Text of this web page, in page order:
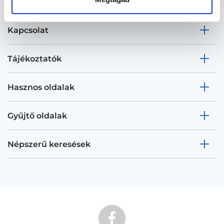
Kapcsolat
Tájékoztatók
Hasznos oldalak
Gyűjtő oldalak
Népszerű keresések